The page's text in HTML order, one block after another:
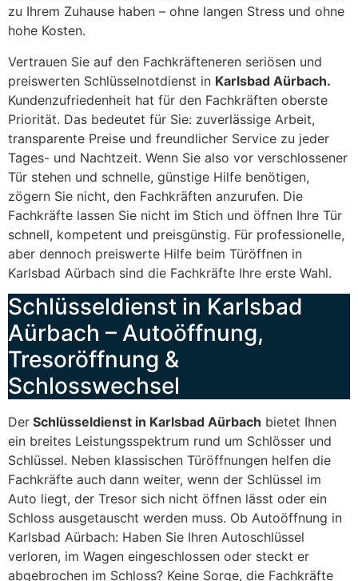
zu Ihrem Zuhause haben – ohne langen Stress und ohne
hohe Kosten.
Vertrauen Sie auf den Fachkräfteneren seriösen und
preiswerten Schlüsselnotdienst in Karlsbad Aürbach.
Kundenzufriedenheit hat für den Fachkräften oberste
Priorität. Das bedeutet für Sie: zuverlässige Arbeit,
transparente Preise und freundlicher Service zu jeder
Tages- und Nachtzeit. Wenn Sie also vor verschlossener
Tür stehen und schnelle, günstige Hilfe benötigen,
zögern Sie nicht, den Fachkräften anzurufen. Die
Fachkräfte lassen Sie nicht im Stich und öffnen Ihre Tür
schnell, kompetent und preisgünstig. Für professionelle,
aber dennoch preiswerte Hilfe beim Türöffnen in
Karlsbad Aürbach sind die Fachkräfte Ihre erste Wahl.
Schlüsseldienst in Karlsbad
Aürbach – Autoöffnung,
Tresoröffnung &
Schlosswechsel
Der Schlüsseldienst in Karlsbad Aürbach bietet Ihnen
ein breites Leistungsspektrum rund um Schlösser und
Schlüssel. Neben klassischen Türöffnungen helfen die
Fachkräfte auch dann weiter, wenn der Schlüssel im
Auto liegt, der Tresor sich nicht öffnen lässt oder ein
Schloss ausgetauscht werden muss. Ob Autoöffnung in
Karlsbad Aürbach: Haben Sie Ihren Autoschlüssel
verloren, im Wagen eingeschlossen oder steckt er
abgebrochen im Schloss? Keine Sorge, die Fachkräfte